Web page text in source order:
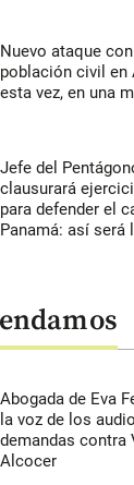
Nuevo ataque
población civil en
esta vez, en una
Jefe del
clausurará
para defender el
Panamá: así será
Abogada de Eva
la voz de los
demandas contra
Alcocer